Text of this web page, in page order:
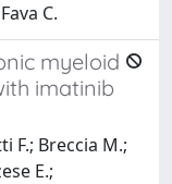
C.
myeloid
imatinib
F.; Breccia M.;
E.;